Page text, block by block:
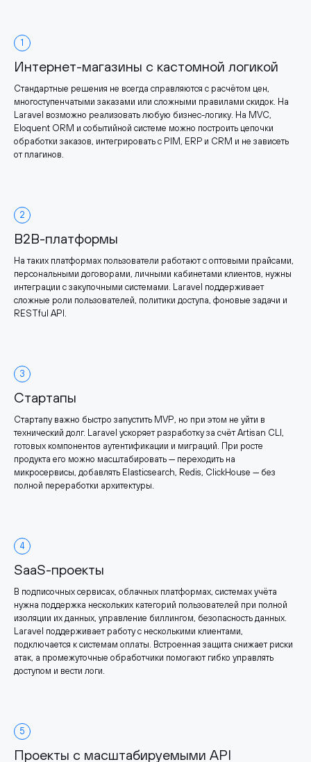
1
Интернет-магазины с кастомной логикой
Стандартные решения не всегда справляются с расчётом цен,
многоступенчатыми заказами или сложными правилами скидок. На
Laravel возможно реализовать любую бизнес-логику. На MVC,
Eloquent ORM и событийной системе можно построить цепочки
обработки заказов, интегрировать с PIM, ERP и CRM и не зависеть
от плагинов.
2
B2B-платформы
На таких платформах пользователи работают с оптовыми прайсами,
персональными договорами, личными кабинетами клиентов, нужны
интеграции с закупочными системами. Laravel поддерживает
сложные роли пользователей, политики доступа, фоновые задачи и
RESTful API.
3
Стартапы
Стартапу важно быстро запустить MVP, но при этом не уйти в
технический долг. Laravel ускоряет разработку за счёт Artisan CLI,
готовых компонентов аутентификации и миграций. При росте
продукта его можно масштабировать — переходить на
микросервисы, добавлять Elasticsearch, Redis, ClickHouse — без
полной переработки архитектуры.
4
SaaS-проекты
В подписочных сервисах, облачных платформах, системах учёта
нужна поддержка нескольких категорий пользователей при полной
изоляции их данных, управление биллингом, безопасность данных.
Laravel поддерживает работу с несколькими клиентами,
подключается к системам оплаты. Встроенная защита снижает риски
атак, а промежуточные обработчики помогают гибко управлять
доступом и вести логи.
5
Проекты с масштабируемыми API